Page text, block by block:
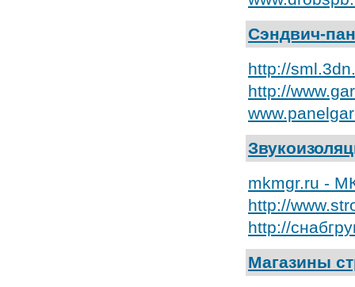
Сэндвич-
http://
http://
mkmgr.ru -
http://
http://
Магазины